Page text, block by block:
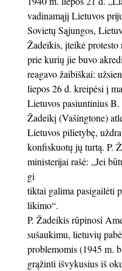
vadinamąjį Lietuvos
Sovietų Sąjungos,
Žadeikis, įteikė
prie kurių jie buvo
reagavo žaibiškai:
liepos 26 d. kreipėsi į
Lietuvos pasiuntinius
Žadeikį (Vašingtone)
Lietuvos pilietybę,
konfiskuotų jų turtą. P.
ministerijai rašė: „Jei
gi
tiktai galima pasigailėti
likimo“.
P. Žadeikis rūpinosi
sušaukimu, lietuvių
problemomis (1945 m.
grąžinti išvykusius iš